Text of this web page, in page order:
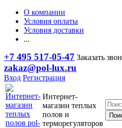
О компании
Условия оплаты
Условия доставки
...
+7 495 517-05-47 Заказать
zakaz@pol-lux.ru
Вход Регистрация
Интернет-
магазин теплых
полов и
терморегуляторов